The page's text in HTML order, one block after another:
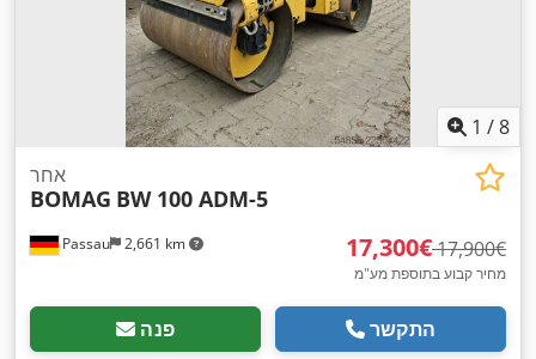
1 /8
Passau 2,661 km
אחר
BOMAG BW 100 ADM-5
‏17,300 ‏€ ‏17,900 ‏€
מחיר קבוע בתוספת מע"מ
פנה התקשר